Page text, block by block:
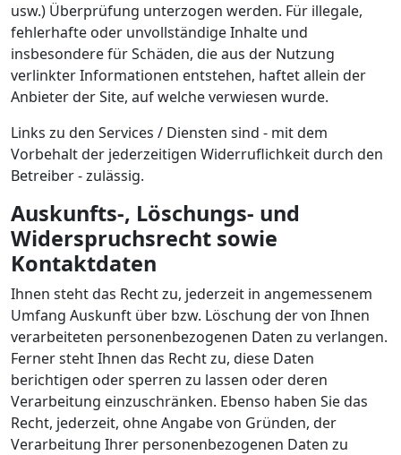
usw.) Überprüfung unterzogen werden. Für illegale,
fehlerhafte oder unvollständige Inhalte und
insbesondere für Schäden, die aus der Nutzung
verlinkter Informationen entstehen, haftet allein der
Anbieter der Site, auf welche verwiesen wurde.
Links zu den Services / Diensten sind - mit dem
Vorbehalt der jederzeitigen Widerruflichkeit durch den
Betreiber - zulässig.
Auskunfts-, Löschungs- und
Widerspruchsrecht sowie
Kontaktdaten
Ihnen steht das Recht zu, jederzeit in angemessenem
Umfang Auskunft über bzw. Löschung der von Ihnen
verarbeiteten personenbezogenen Daten zu verlangen.
Ferner steht Ihnen das Recht zu, diese Daten
berichtigen oder sperren zu lassen oder deren
Verarbeitung einzuschränken. Ebenso haben Sie das
Recht, jederzeit, ohne Angabe von Gründen, der
Verarbeitung Ihrer personenbezogenen Daten zu